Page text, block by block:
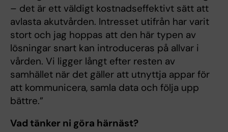
– det är ett väldigt kostnadseffektivt sätt att
avlasta akutvården. Intresset utifrån har varit
stort och jag hoppas att den här typen av
lösningar snart kan introduceras på allvar i
vården. Vi ligger långt efter resten av
samhället när det gäller att utnyttja appar för
att kommunicera, samla data och följa upp
bättre.”
Vad tänker ni göra härnäst?